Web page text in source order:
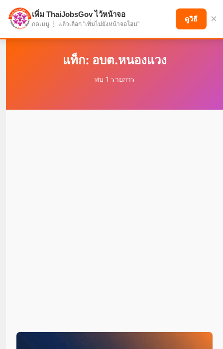
แบ่งปันโอกาส เพื่ออนาคตที่ก้าวหน้า
แท็ก: อบต.หนองแวง
พบ 1 รายการ
เพิ่ม ThaiJobsGov ไว้หน้าจอ
กดเมนู ⋮ แล้วเลือก "เพิ่มไปยังหน้าจอโฮม"
ดูวิธี ×